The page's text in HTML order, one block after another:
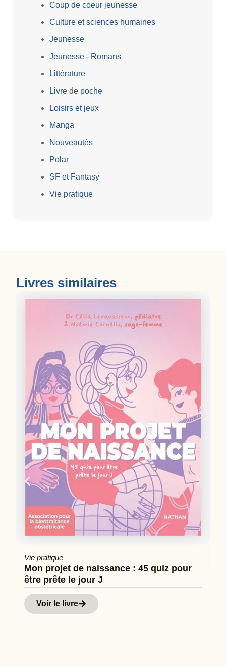
Coup de coeur jeunesse
Culture et sciences humaines
Jeunesse
Jeunesse - Romans
Littérature
Livre de poche
Loisirs et jeux
Manga
Nouveautés
Polar
SF et Fantasy
Vie pratique
Livres similaires
Vie pratique
Mon projet de naissance : 45 quiz pour
être prête le jour J
Voir le livre